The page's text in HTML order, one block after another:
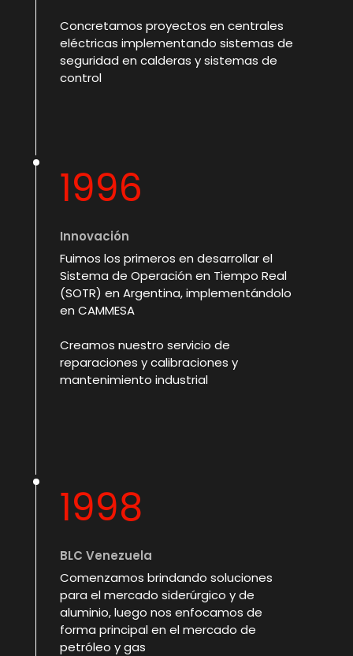
Concretamos proyectos en centrales
eléctricas implementando sistemas de
seguridad en calderas y sistemas de
control
1996
Innovación
Fuimos los primeros en desarrollar el
Sistema de Operación en Tiempo Real
(SOTR) en Argentina, implementándolo
en CAMMESA
Creamos nuestro servicio de
reparaciones y calibraciones y
mantenimiento industrial
1998
BLC Venezuela
Comenzamos brindando soluciones
para el mercado siderúrgico y de
aluminio, luego nos enfocamos de
forma principal en el mercado de
petróleo y gas